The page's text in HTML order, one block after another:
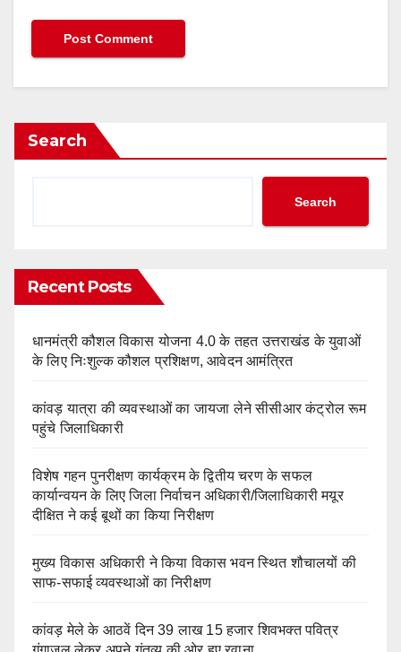
Search
Search
Recent Posts
धानमंत्री कौशल विकास योजना 4.0 के तहत उत्तराखंड के युवाओं
के लिए निःशुल्क कौशल प्रशिक्षण, आवेदन आमंत्रित
कांवड़ यात्रा की व्यवस्थाओं का जायजा लेने सीसीआर कंट्रोल रूम
पहुंचे जिलाधिकारी
विशेष गहन पुनरीक्षण कार्यक्रम के द्वितीय चरण के सफल
कार्यान्वयन के लिए जिला निर्वाचन अधिकारी/जिलाधिकारी मयूर
दीक्षित ने कई बूथों का किया निरीक्षण
मुख्य विकास अधिकारी ने किया विकास भवन स्थित शौचालयों की
साफ-सफाई व्यवस्थाओं का निरीक्षण
कांवड़ मेले के आठवें दिन 39 लाख 15 हजार शिवभक्त पवित्र